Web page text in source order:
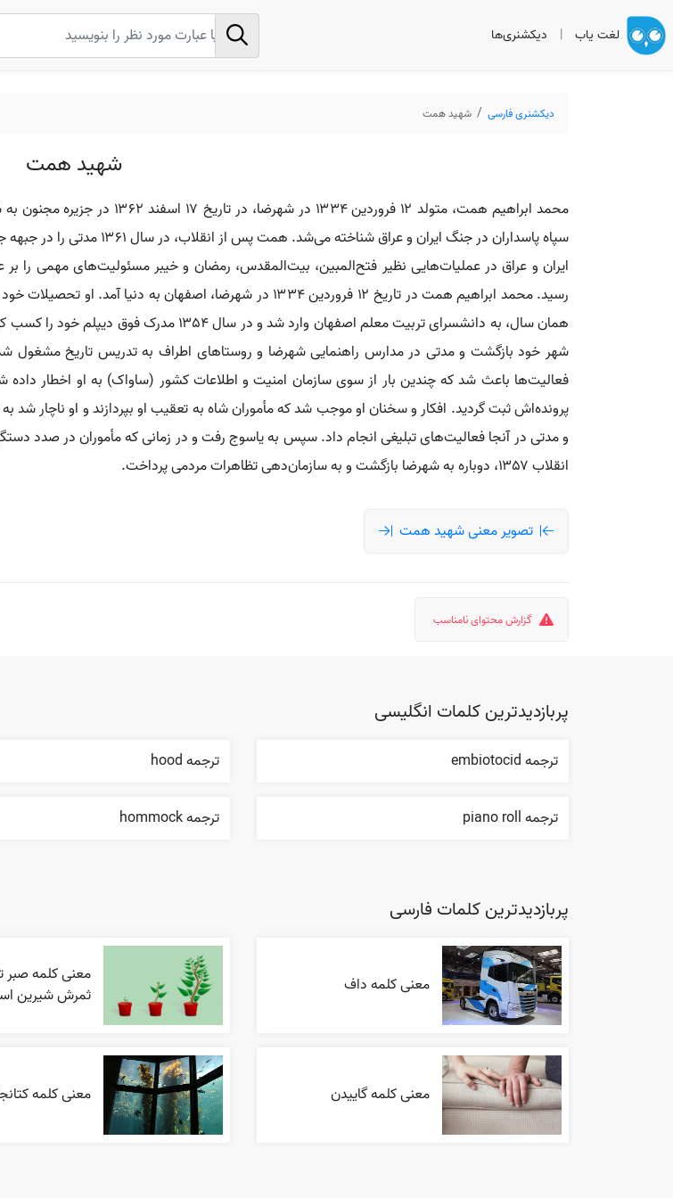
لغت یاب | دیکشنری‌ها
دیکشنری فارسی شهید همت
شهید همت
محمد ابراهیم همت، متولد ۱۲
سپاه پاسداران در جنگ ایران
همان سال، به دانشسرای تربیت معلم اصفهان
شهر خود بازگشت و مدتی در مدارس راهنمایی شهرضا و روستاهای اطراف به تدریس تاریخ مشغول شد.
فعالیت‌ها باعث شد که چندین بار از سوی سازمان امنیت و اطلاعات کشور (ساواک) به او اخطار
پرونده‌اش ثبت گردید. افکار و سخنان او موجب شد که مأموران شاه به تعقیب او بپردازند و او ناچار شد
و مدتی در آنجا فعالیت‌های تبلیغی انجام داد. سپس به یاسوج رفت و در زمانی که مأموران در صدد
انقلاب ۱۳۵۷، دوباره به شهرضا بازگشت و به سازمان‌دهی تظاهرات مردمی پرداخت.
تصویر معنی شهید همت
گزارش محتوای نامناسب
پربازدیدترین کلمات انگلیسی
ترجمه embiotocid ترجمه hood
ترجمه piano roll ترجمه hommock
پربازدیدترین کلمات فارسی
معنی کلمه داف
معنی کلمه
ثمرش شیرین
معنی کلمه گاییدن معنی کلمه